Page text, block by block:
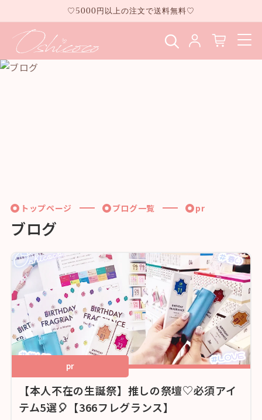
進む
♡5000円以上の注文で送料無料♡
トップページ ブログ一覧 pr
ブログ
pr
【本人不在の生誕祭】推しの祭壇♡必須アイ
テム5選🎈【366フレグランス】